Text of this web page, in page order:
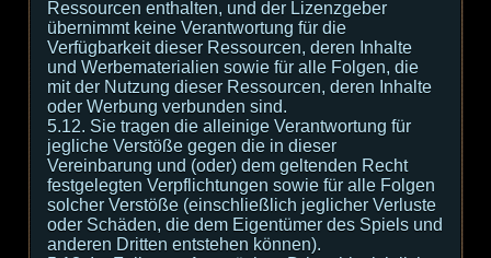
Ressourcen enthalten, und der Lizenzgeber
übernimmt keine Verantwortung für die
Verfügbarkeit dieser Ressourcen, deren Inhalte
und Werbematerialien sowie für alle Folgen, die
mit der Nutzung dieser Ressourcen, deren Inhalte
oder Werbung verbunden sind.
5.12. Sie tragen die alleinige Verantwortung für
jegliche Verstöße gegen die in dieser
Vereinbarung und (oder) dem geltenden Recht
festgelegten Verpflichtungen sowie für alle Folgen
solcher Verstöße (einschließlich jeglicher Verluste
oder Schäden, die dem Eigentümer des Spiels und
anderen Dritten entstehen können).